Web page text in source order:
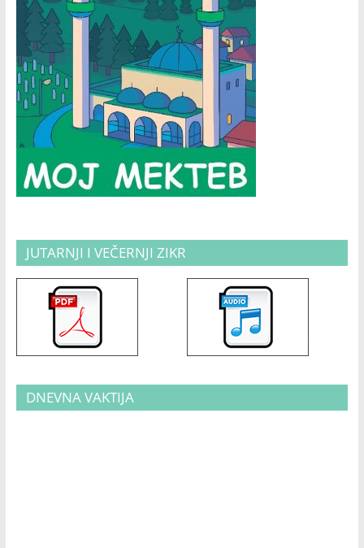
JUTARNJI I VEČERNJI ZIKR
DNEVNA VAKTIJA